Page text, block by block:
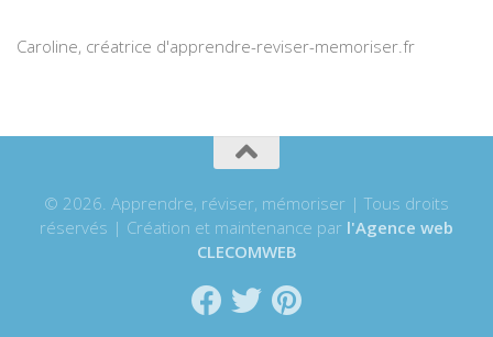
Caroline, créatrice d'apprendre-reviser-memoriser.fr
© 2026. Apprendre, réviser, mémoriser | Tous droits
réservés | Création et maintenance par l'Agence web
CLECOMWEB